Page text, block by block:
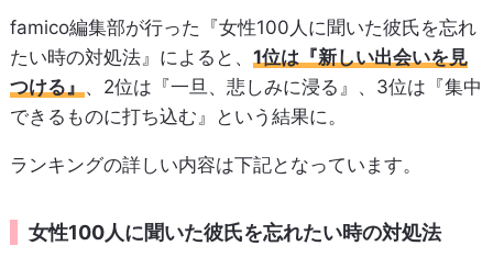
famico編集部が行った『女性100人に聞いた彼氏を忘れ
たい時の対処法』によると、 1位は『新しい出会いを見
つける』 、2位は『一旦、悲しみに浸る』、3位は『集中
できるものに打ち込む』という結果に。
ランキングの詳しい内容は下記となっています。
女性100人に聞いた彼氏を忘れたい時の対処法